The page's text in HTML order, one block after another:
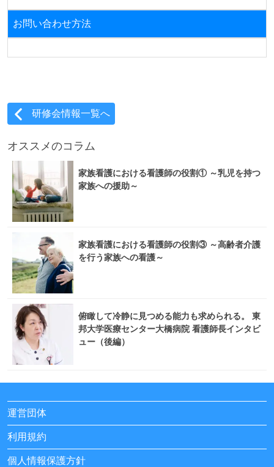
お問い合わせ方法
研修会情報一覧へ
オススメのコラム
家族看護における看護師の役割① ～乳児を持つ
家族への援助～
家族看護における看護師の役割③ ～高齢者介護
を行う家族への看護～
俯瞰して冷静に見つめる能力も求められる。 東
邦大学医療センター大橋病院 看護師長インタビ
ュー（後編）
運営団体
利用規約
個人情報保護方針